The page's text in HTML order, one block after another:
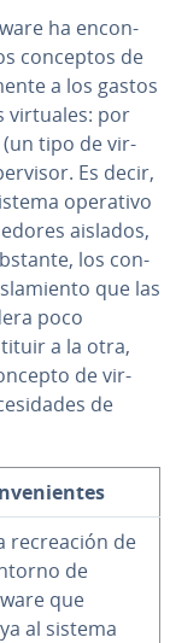
ha en­co­n­
conceptos de
a los gastos
virtuales: por
(un tipo de vi­r­
Es decir,
operativo
aislados,
los co­n­
que las
poco
a la otra,
de vi­r­
de
✗re­crea­ción de
de
que
al sistema